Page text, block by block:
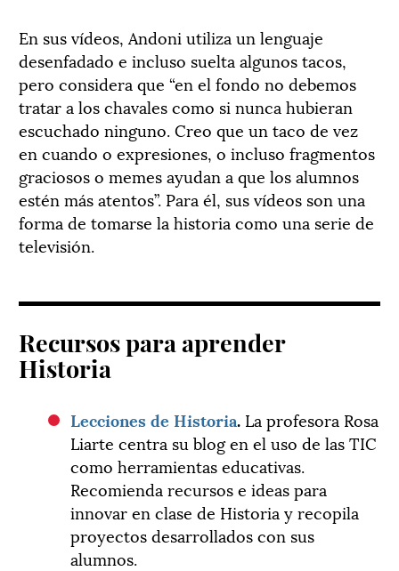
En sus vídeos, Andoni utiliza un lenguaje
desenfadado e incluso suelta algunos tacos,
pero considera que “en el fondo no debemos
tratar a los chavales como si nunca hubieran
escuchado ninguno. Creo que un taco de vez
en cuando o expresiones, o incluso fragmentos
graciosos o memes ayudan a que los alumnos
estén más atentos”. Para él, sus vídeos son una
forma de tomarse la historia como una serie de
televisión.
Recursos para aprender
Historia
Lecciones de Historia. La profesora Rosa
Liarte centra su blog en el uso de las TIC
como herramientas educativas.
Recomienda recursos e ideas para
innovar en clase de Historia y recopila
proyectos desarrollados con sus
alumnos.